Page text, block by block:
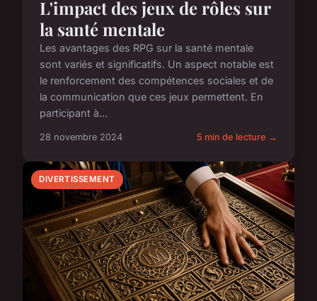
L'impact des jeux de rôles sur
la santé mentale
Les avantages des RPG sur la santé mentale
sont variés et significatifs. Un aspect notable est
le renforcement des compétences sociales et de
la communication que ces jeux permettent. En
participant à...
28 novembre 2024 5 min de lecture →
DIVERTISSEMENT